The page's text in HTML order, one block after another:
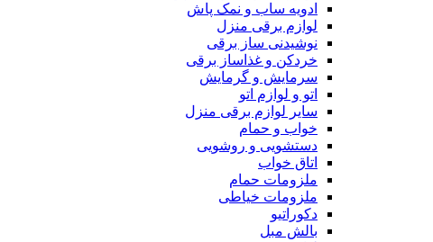
ادویه ساب و نمک پاش
لوازم برقی منزل
نوشیدنی ساز برقی
خردکن و غذاساز برقی
سرمایش و گرمایش
اتو و لوازم اتو
سایر لوازم برقی منزل
خواب و حمام
دستشویی و روشویی
اتاق خواب
ملزومات حمام
ملزومات خیاطی
دکوراتیو
بالش مبل